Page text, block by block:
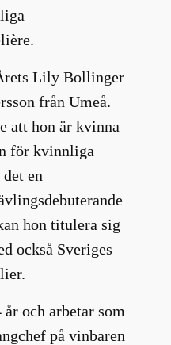
Lily Bollinger
från Umeå.
att hon är kvinna
för kvinnliga
en
hon titulera sig
också Sveriges
och arbetar som
på vinbaren